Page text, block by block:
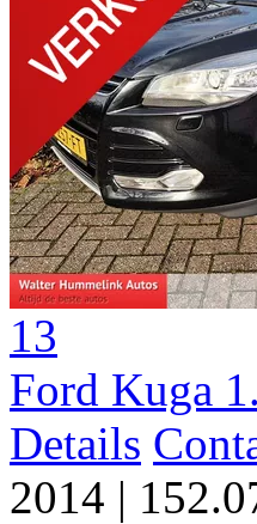
13
Ford Kuga
Details
2014 |